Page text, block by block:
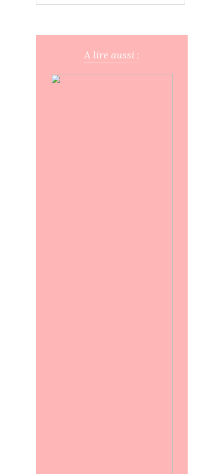
A lire aussi :